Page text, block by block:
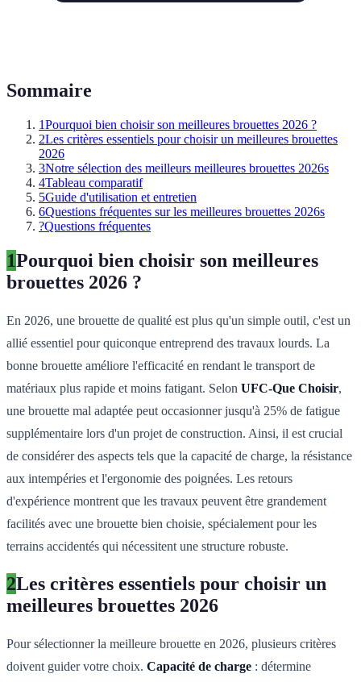
Sommaire
1Pourquoi bien choisir son meilleures brouettes 2026 ?
2Les critères essentiels pour choisir un meilleures brouettes
2026
3Notre sélection des meilleurs meilleures brouettes 2026s
4Tableau comparatif
5Guide d'utilisation et entretien
6Questions fréquentes sur les meilleures brouettes 2026s
?Questions fréquentes
1Pourquoi bien choisir son meilleures
brouettes 2026 ?
En 2026, une brouette de qualité est plus qu'un simple outil, c'est un
allié essentiel pour quiconque entreprend des travaux lourds. La
bonne brouette améliore l'efficacité en rendant le transport de
matériaux plus rapide et moins fatigant. Selon UFC-Que Choisir,
une brouette mal adaptée peut occasionner jusqu'à 25% de fatigue
supplémentaire lors d'un projet de construction. Ainsi, il est crucial
de considérer des aspects tels que la capacité de charge, la résistance
aux intempéries et l'ergonomie des poignées. Les retours
d'expérience montrent que les travaux peuvent être grandement
facilités avec une brouette bien choisie, spécialement pour les
terrains accidentés qui nécessitent une structure robuste.
2Les critères essentiels pour choisir un
meilleures brouettes 2026
Pour sélectionner la meilleure brouette en 2026, plusieurs critères
doivent guider votre choix. Capacité de charge : détermine